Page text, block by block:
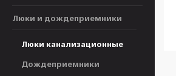
Люки и дождеприемники
Люки канализационные
Дождеприемники